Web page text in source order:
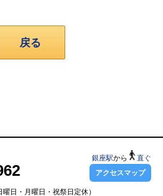
戻る
銀座駅から
直ぐ
アクセスマップ
日・月曜日・祝祭日定休）